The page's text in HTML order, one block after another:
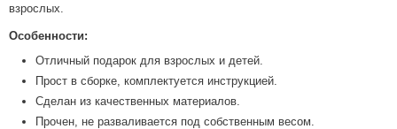
взрослых.
Особенности:
Отличный подарок для взрослых и детей.
Прост в сборке, комплектуется инструкцией.
Сделан из качественных материалов.
Прочен, не разваливается под собственным весом.